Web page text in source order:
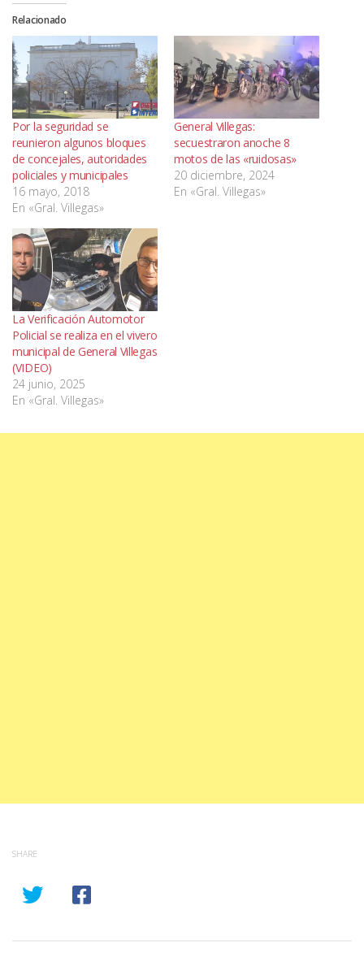
Relacionado
Por la seguridad se
reunieron algunos bloques
de concejales, autoridades
policiales y municipales
16 mayo, 2018
En «Gral. Villegas»
General Villegas:
secuestraron anoche 8
motos de las «ruidosas»
20 diciembre, 2024
En «Gral. Villegas»
La Verificación Automotor
Policial se realiza en el vivero
municipal de General Villegas
(VIDEO)
24 junio, 2025
En «Gral. Villegas»
SHARE